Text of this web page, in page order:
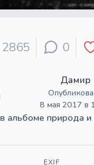
2865 0
Дамир
8 мая 2017 в
в альбоме природа и
EXIF